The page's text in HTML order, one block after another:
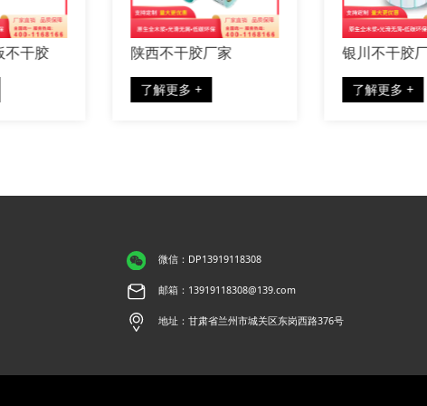
干胶 陕西不干胶厂家
了解更多 +
银川不干胶厂家
了解更多 +
微信：DP13919118308
邮箱：13919118308@139.com
地址：甘肃省兰州市城关区东岗西路376号